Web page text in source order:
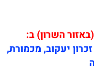
(באזור השרון) ב:
יעקוב, מכמורת,